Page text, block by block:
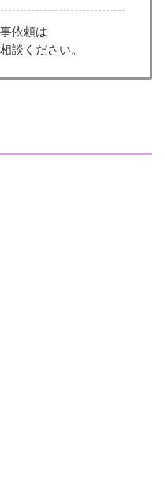
依頼は
談ください。